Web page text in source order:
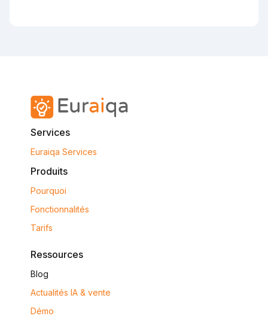
Services
Euraiqa Services
Produits
Pourquoi
Fonctionnalités
Tarifs
Ressources
Blog
Actualités IA & vente
Démo